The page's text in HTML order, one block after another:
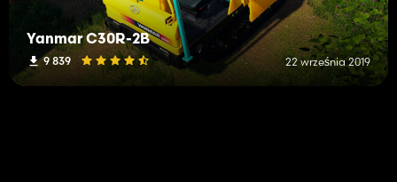
Yanmar C30R-2B
9 839 22 września 2019